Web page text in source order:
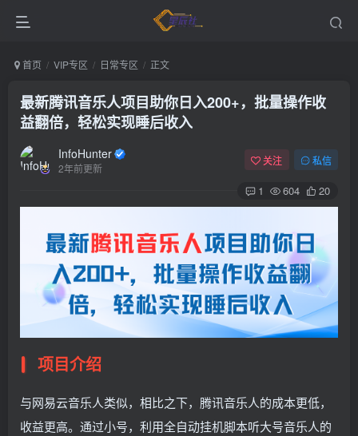
首页 VIP专区 日常专区 正文
最新腾讯音乐人项目助你日入200+，批量操作收
益翻倍，轻松实现睡后收入
InfoHunter
2年前更新
关注 私信
1 604 20
项目介绍
与网易云音乐人类似，相比之下，腾讯音乐人的成本更低，
收益更高。通过小号，利用全自动挂机脚本听大号音乐人的